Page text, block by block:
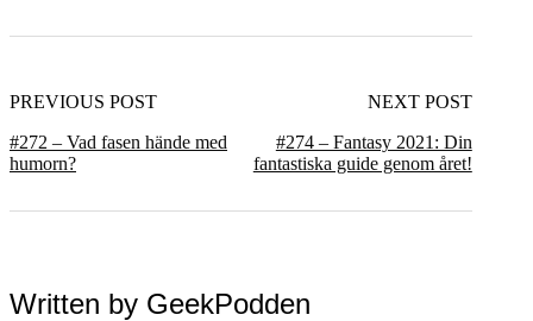
PREVIOUS POST
#272 – Vad fasen hände med
humorn?
NEXT POST
#274 – Fantasy 2021: Din
fantastiska guide genom året!
Written by GeekPodden